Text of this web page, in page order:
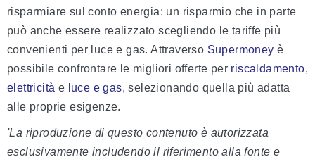
risparmiare sul conto energia: un risparmio che in parte
può anche essere realizzato scegliendo le tariffe più
convenienti per luce e gas. Attraverso Supermoney è
possibile confrontare le migliori offerte per riscaldamento,
elettricità e luce e gas, selezionando quella più adatta
alle proprie esigenze.
'La riproduzione di questo contenuto è autorizzata
esclusivamente includendo il riferimento alla fonte e